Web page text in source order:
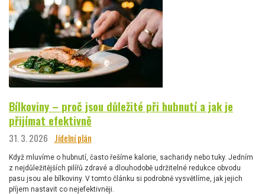
Bílkoviny – proč jsou důležité při hubnutí a jak je
přijímat efektivně
31. 3. 2026 Jídelní plán
Když mluvíme o hubnutí, často řešíme kalorie, sacharidy nebo tuky. Jedním
z nejdůležitějších pilířů zdravé a dlouhodobě udržitelné redukce obvodu
pasu jsou ale bílkoviny. V tomto článku si podrobně vysvětlíme, jak jejich
příjem nastavit co nejefektivněji.